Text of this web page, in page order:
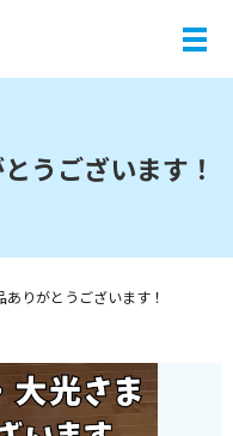
メ
うございます！
りがとうございます！